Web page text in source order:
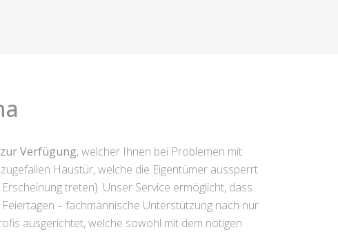
Verfügung, welcher Ihnen bei Problemen mit
Haustür, welche die Eigentümer aussperrt
treten}. Unser Service ermöglicht, dass
– fachmännische Unterstützung nach nur
ausgerichtet, welche sowohl mit dem nötigen